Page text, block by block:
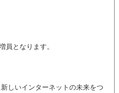
員となります。
しいインターネットの未来をつ